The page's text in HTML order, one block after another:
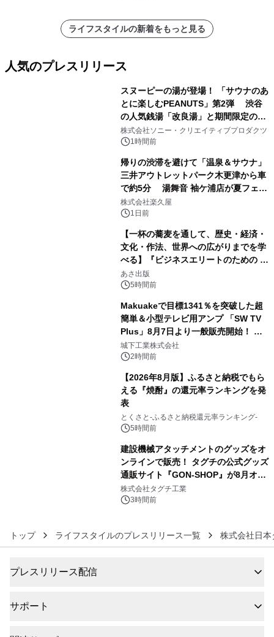
ライフスタイルの新着をもっと見る
人気のプレスリリース
スヌーピーの湯が登場！ 「サウナのあ
とに楽しむPEANUTS」第2弾 渋谷
の人気銭湯「改良湯」と期間限定のコ
ラボレーション サウナイキタイコラ
ボグッズも発売決定！
株式会社ソニー・クリエイティブプロダクツ
1時間前
帰りの渋滞を避けて「温泉＆サウナ」
三井アウトレットパーク木更津から車
で約5分 湯舞音 袖ケ浦店が夏フェア
メニューを提供
株式会社楽久屋
1日前
【一杯の蕎麦を通して、歴史・経済・
文化・作法、世界への広がりまでを学
べる】『ビジネスエリートのための 教
養としての蕎麦』2026年8月25日
（火）発売
あさ出版
5時間前
Makuakeで目標1341％を突破した超
簡単＆小型テレビ用アンプ 「SW TV
Plus」8月7日より一般販売開始！ ケ
ーブル1本つなぐだけ、テレビの音が
ぐっと豊かに
城下工業株式会社
2時間前
【2026年8月版】ふるさと納税でもら
える『焼酎』の還元率ランキングを発
表
とくさと-ふるさと納税還元率ランキング-
5時間前
建設機械アタッチメントのグッズをオ
ンラインで販売！ タグチの公式グッズ
通販サイト『GON-SHOP』が8月オー
プン
株式会社タグチ工業
3時間前
トップ ライフスタイルのプレスリリース一覧 株式会社日
プレスリリース配信
サポート